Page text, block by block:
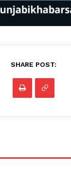
SHARE POST: